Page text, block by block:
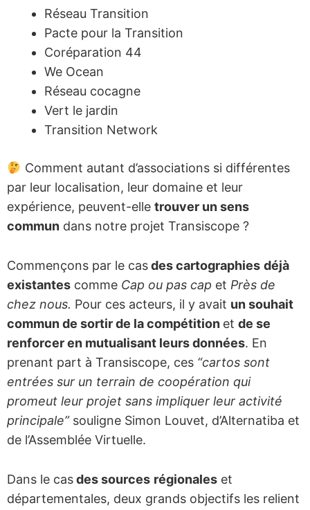
Réseau Transition
Pacte pour la Transition
Coréparation 44
We Ocean
Réseau cocagne
Vert le jardin
Transition Network
Comment autant d’associations si différentes
par leur localisation, leur domaine et leur
expérience, peuvent-elle trouver un sens
commun dans notre projet Transiscope ?
Commençons par le casdes cartographies déjà
existantes comme Cap ou pas cap et Près de
chez nous. Pour ces acteurs, il y avait un souhait
commun de sortir de la compétition et de se
renforcer en mutualisant leurs données. En
prenant part à Transiscope, ces “cartos sont
entrées sur un terrain de coopération qui
promeut leur projet sans impliquer leur activité
principale”souligne Simon Louvet, d’Alternatiba et
de l’Assemblée Virtuelle.
Dans le casdes sources régionales et
départementales, deux grands objectifs les relient